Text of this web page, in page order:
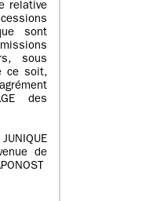
relative
sont
sous
ce soit,
des
de